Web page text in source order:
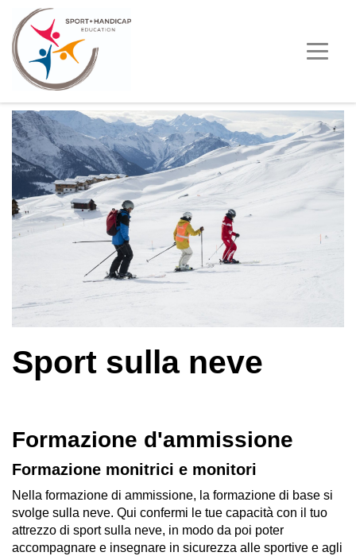
Sport sulla neve
Formazione d'ammissione
Formazione monitrici e monitori
Nella formazione di ammissione, la formazione di base si
svolge sulla neve. Qui confermi le tue capacità con il tuo
attrezzo di sport sulla neve, in modo da poi poter
accompagnare e insegnare in sicurezza alle sportive e agli